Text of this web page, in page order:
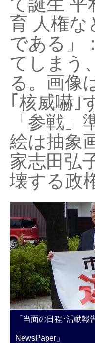
て誕生 平
育 人権な
である」
てしまう
る。画像
｢核威嚇｣
「参戦
絵は抽象
家志田弘
壊する政
「当面の日程･活動報
NewsPaper」